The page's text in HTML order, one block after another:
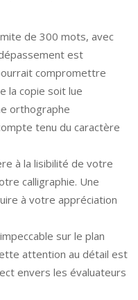
de 300 mots, avec
est
compromettre
la copie soit lue
orthographe
tenu du caractère
à la lisibilité de votre
calligraphie. Une
à votre appréciation
sur le plan
attention au détail est
envers les évaluateurs